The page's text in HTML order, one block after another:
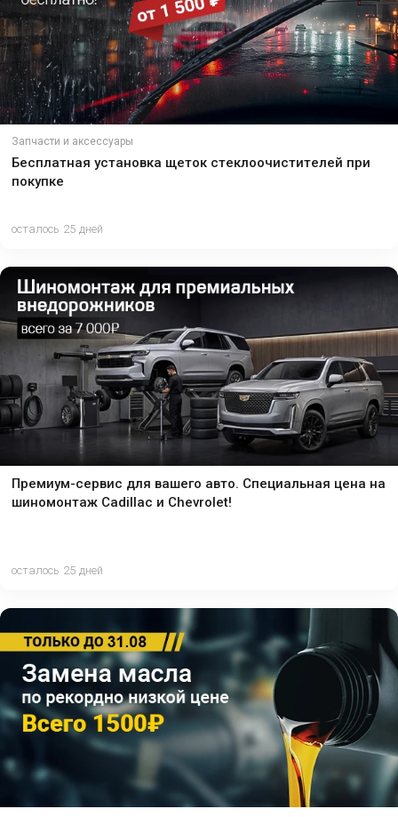
Запчасти и аксессуары
Бесплатная установка щеток стеклоочистителей при
покупке
осталось 25 дней
Премиум-сервис для вашего авто. Специальная цена на
шиномонтаж Cadillac и Chevrolet!
осталось 25 дней